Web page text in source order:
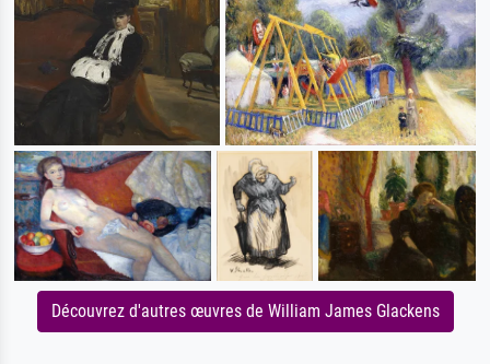
Découvrez d'autres œuvres de William James Glackens